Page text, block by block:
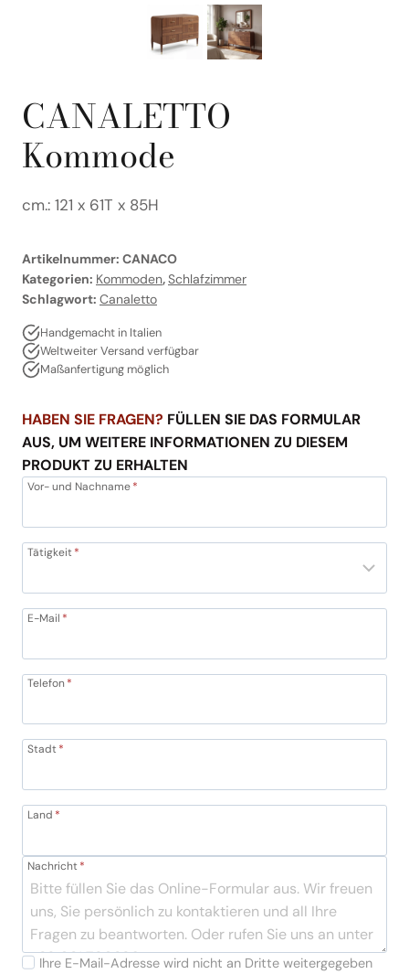
CANALETTO
Kommode
cm.: 121 x 61T x 85H
Artikelnummer: CANACO
Kategorien: Kommoden,Schlafzimmer
Schlagwort: Canaletto
Handgemacht in Italien
Weltweiter Versand verfügbar
Maßanfertigung möglich
HABEN SIE FRAGEN? FÜLLEN SIE DAS FORMULAR
AUS, UM WEITERE INFORMATIONEN ZU DIESEM
PRODUKT ZU ERHALTEN
Vor- und Nachname*
Tätigkeit*
E-Mail *
Telefon*
Stadt*
Land *
Nachricht*
Ihre E-Mail-Adresse wird nicht an Dritte weitergegeben